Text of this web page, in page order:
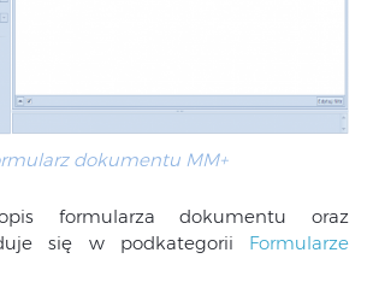
dokumentu MM+
opis formularza dokumentu oraz
się w podkategorii Formularze